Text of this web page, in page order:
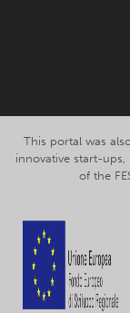
This portal was
innovative start-
of the